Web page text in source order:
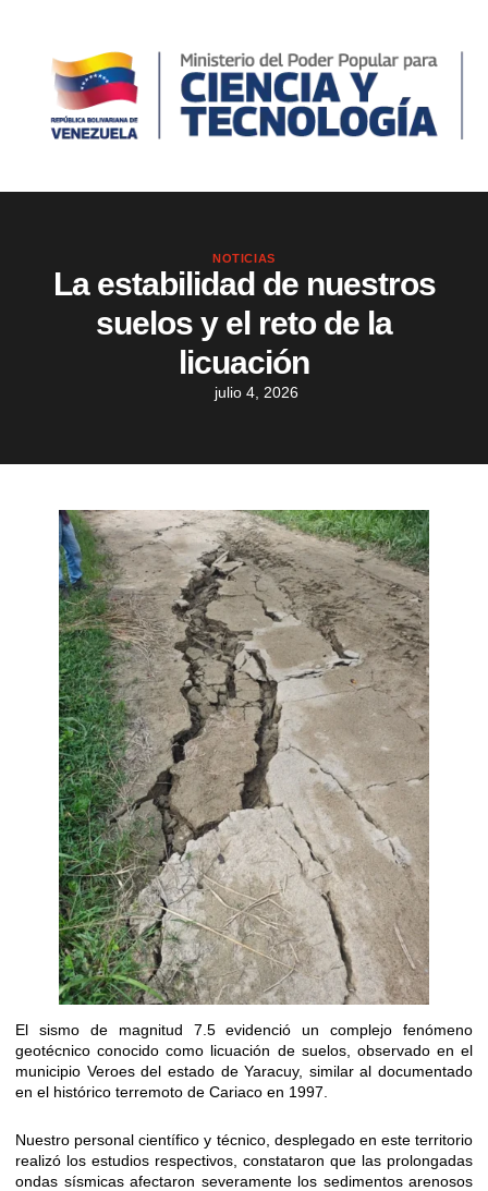
NOTICIAS
La estabilidad de nuestros
suelos y el reto de la
licuación
julio 4, 2026
El sismo de magnitud 7.5 evidenció un complejo fenómeno
geotécnico conocido como licuación de suelos, observado en el
municipio Veroes del estado de Yaracuy, similar al documentado
en el histórico terremoto de Cariaco en 1997.
Nuestro personal científico y técnico, desplegado en este territorio
realizó los estudios respectivos, constataron que las prolongadas
ondas sísmicas afectaron severamente los sedimentos arenosos